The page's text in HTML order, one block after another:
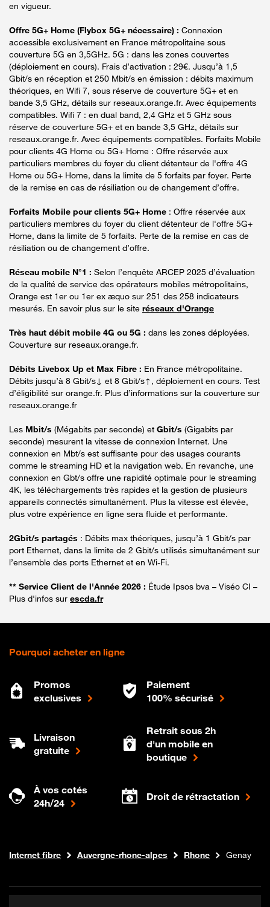
en vigueur.
Offre 5G+ Home (Flybox 5G+ nécessaire) : Connexion
accessible exclusivement en France métropolitaine sous
couverture 5G en 3,5GHz. 5G : dans les zones couvertes
(déploiement en cours). Frais d’activation : 29€. Jusqu’à 1,5
Gbit/s en réception et 250 Mbit/s en émission : débits maximum
théoriques, en Wifi 7, sous réserve de couverture 5G+ et en
bande 3,5 GHz, détails sur reseaux.orange.fr. Avec équipements
compatibles. Wifi 7 : en dual band, 2,4 GHz et 5 GHz sous
réserve de couverture 5G+ et en bande 3,5 GHz, détails sur
reseaux.orange.fr. Avec équipements compatibles. Forfaits Mobile
pour clients 4G Home ou 5G+ Home : Offre réservée aux
particuliers membres du foyer du client détenteur de l'offre 4G
Home ou 5G+ Home, dans la limite de 5 forfaits par foyer. Perte
de la remise en cas de résiliation ou de changement d’offre.
Forfaits Mobile pour clients 5G+ Home : Offre réservée aux
particuliers membres du foyer du client détenteur de l'offre 5G+
Home, dans la limite de 5 forfaits. Perte de la remise en cas de
résiliation ou de changement d’offre.
Réseau mobile N°1 : Selon l’enquête ARCEP 2025 d’évaluation
de la qualité de service des opérateurs mobiles métropolitains,
Orange est 1er ou 1er ex æquo sur 251 des 258 indicateurs
mesurés. En savoir plus sur le site réseaux d'Orange
Très haut débit mobile 4G ou 5G : dans les zones déployées.
Couverture sur reseaux.orange.fr.
Débits Livebox Up et Max Fibre : En France métropolitaine.
Débits jusqu’à 8 Gbit/s↓ et 8 Gbit/s↑, déploiement en cours. Test
d’éligibilité sur orange.fr. Plus d’informations sur la couverture sur
reseaux.orange.fr
Les Mbit/s (Mégabits par seconde) et Gbit/s (Gigabits par
seconde) mesurent la vitesse de connexion Internet. Une
connexion en Mbt/s est suffisante pour des usages courants
comme le streaming HD et la navigation web. En revanche, une
connexion en Gbt/s offre une rapidité optimale pour le streaming
4K, les téléchargements très rapides et la gestion de plusieurs
appareils connectés simultanément. Plus la vitesse est élevée,
plus votre expérience en ligne sera fluide et performante.
2Gbit/s partagés : Débits max théoriques, jusqu’à 1 Gbit/s par
port Ethernet, dans la limite de 2 Gbit/s utilisés simultanément sur
l’ensemble des ports Ethernet et en Wi-Fi.
** Service Client de l'Année 2026 : Étude Ipsos bva – Viséo CI –
Plus d'infos sur escda.fr
Pourquoi acheter en ligne
Promos
exclusives
Paiement
100% sécurisé
Livraison
gratuite
Retrait sous 2h
d'un mobile en
boutique
À vos cotés
24h/24
Droit de rétractation
Boutique Orange
Internet fibre Auvergne-rhone-alpes Rhone Genay